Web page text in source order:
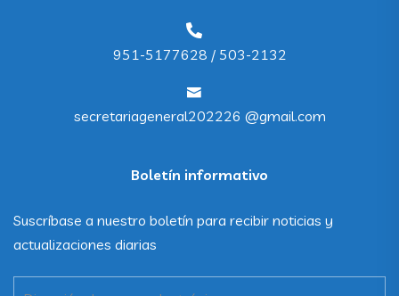
951-5177628 / 503-2132
secretariageneral202226 @gmail.com
Boletín informativo
Suscríbase a nuestro boletín para recibir noticias y
actualizaciones diarias